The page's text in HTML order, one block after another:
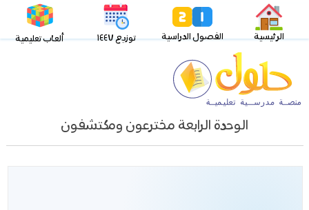
الرئيسية الفصول الدراسية توزيع ١٤٤٧ ألعاب تعليمية
الوحدة الرابعة مخترعون ومكتشفون